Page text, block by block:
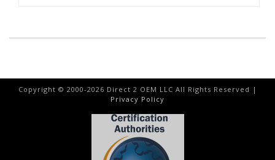
Copyright © 2000-2026 Direct 2 OEM LLC All Rights Reserved |
Privacy Policy